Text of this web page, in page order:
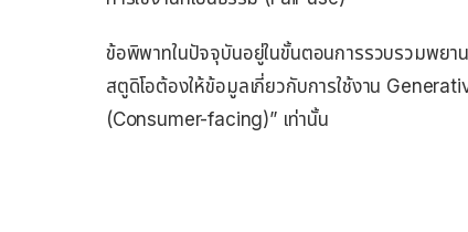
ข้อพิพาทในปัจจุบันอยู่ในขั้นตอนการรวบรวมพย
สตูดิโอต้องให้ข้อมูลเกี่ยวกับการใช้งาน
(Consumer-facing)” เท่านั้น